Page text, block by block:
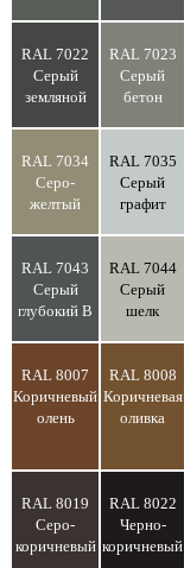
RAL 7022
Серый
земляной
RAL 7023
Серый
бетон
RAL 7034
Серо-
желтый
RAL 7035
Серый
графит
RAL 7043
Серый
глубокий В
RAL 7044
Серый
шелк
RAL 8007
Коричневый
олень
RAL 8008
Коричневая
оливка
RAL 8019
Серо-
коричневый
RAL 8022
Черно-
коричневый